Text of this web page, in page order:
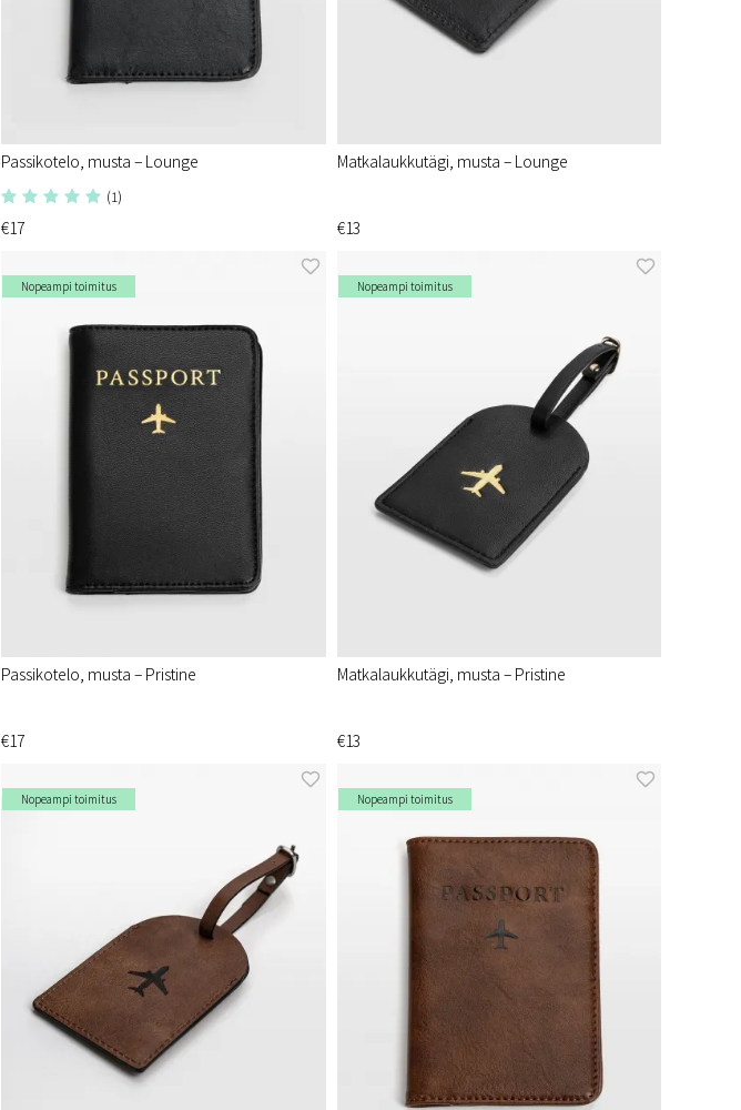
Passikotelo, musta – Lounge
(1)
€17
Matkalaukkutägi, musta – Lounge
€13
Nopeampi toimitus
Passikotelo, musta – Pristine
€17
Nopeampi toimitus
Matkalaukkutägi, musta – Pristine
€13
Nopeampi toimitus Nopeampi toimitus